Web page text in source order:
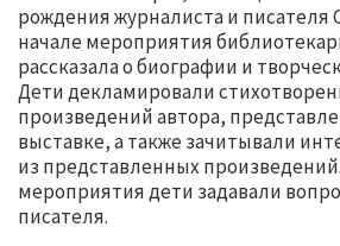
рождения журналиста и писателя
начале мероприятия
рассказала о биографии и
Дети декламировали
произведений автора,
выставке, а также зачитывали
из представленных
мероприятия дети задавали
писателя.